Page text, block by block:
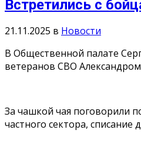
Встретились с
21.11.2025 в Новости
В Общественной палате
ветеранов СВО
За чашкой чая поговорили
частного сектора,